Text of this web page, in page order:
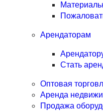
Арендаторам
Стать
Оптовая
Аренда
Продажа